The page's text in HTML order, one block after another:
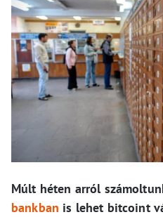
Múlt héten arról
bankban is lehet bitcoint